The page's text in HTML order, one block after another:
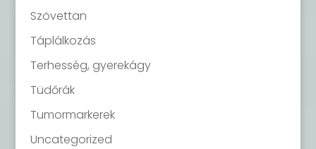
Szövettan
Táplálkozás
Terhesség, gyerekágy
Tüdőrák
Tumormarkerek
Uncategorized